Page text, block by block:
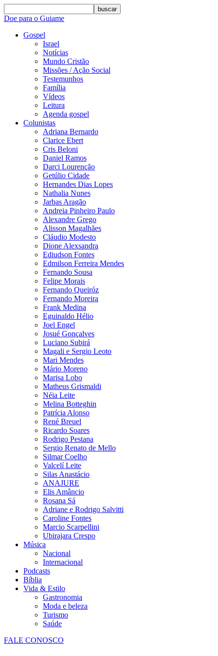
buscar
Doe para o Guiame
Gospel
Israel
Notícias
Mundo Cristão
Missões / Ação Social
Testemunhos
Família
Vídeos
Leitura
Agenda gospel
Colunistas
Adriana Bernardo
Clarice Ebert
Cris Beloni
Daniel Ramos
Darci Lourenção
Getúlio Cidade
Hernandes Dias Lopes
Nathalia Nunes
Jarbas Aragão
Andreia Pinheiro Paulo
Alexandre Grego
Alisson Magalhães
Cláudio Modesto
Dione Alexsandra
Ediudson Fontes
Edmilson Ferreira Mendes
Fernando Sousa
Felipe Morais
Fernando Queiróz
Fernando Moreira
Frank Medina
Eguinaldo Hélio
Joel Engel
Josué Gonçalves
Luciano Subirá
Magali e Sergio Leoto
Mari Mendes
Mário Moreno
Marisa Lobo
Matheus Grismaldi
Néia Leite
Melina Botteghin
Patrícia Alonso
René Breuel
Ricardo Soares
Rodrigo Pestana
Sergio Renato de Mello
Silmar Coelho
Valcelí Leite
Silas Anastácio
ANAJURE
Elis Amâncio
Rosana Sá
Adriane e Rodrigo Salvitti
Caroline Fontes
Marcio Scarpellini
Ubirajara Crespo
Música
Nacional
Internacional
Podcasts
Bíblia
Vida & Estilo
Gastronomia
Moda e beleza
Turismo
Saúde
FALE CONOSCO